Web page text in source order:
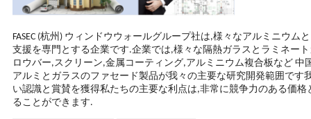
FASEC (杭州) ウィンドウウォールグループ社は,様々なアルミニウ
支援を専門とする企業です.企業では,様々な隔熱ガラスとラミネー
ロウバー,スクリーン,金属コーティング,アルミニウム複合板など
アルミとガラスのファセード製品が我々の主要な研究開発範囲で
い認識と賞賛を獲得私たちの主要な利点は,非常に競争力のある価
ることができます.